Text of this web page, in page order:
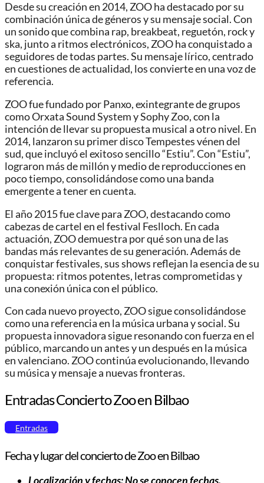
Desde su creación en 2014, ZOO ha destacado por su
combinación única de géneros y su mensaje social. Con
un sonido que combina rap, breakbeat, reguetón, rock y
ska, junto a ritmos electrónicos, ZOO ha conquistado a
seguidores de todas partes. Su mensaje lírico, centrado
en cuestiones de actualidad, los convierte en una voz de
referencia.
ZOO fue fundado por Panxo, exintegrante de grupos
como Orxata Sound System y Sophy Zoo, con la
intención de llevar su propuesta musical a otro nivel. En
2014, lanzaron su primer disco Tempestes vénen del
sud, que incluyó el exitoso sencillo “Estiu”. Con “Estiu”,
lograron más de millón y medio de reproducciones en
poco tiempo, consolidándose como una banda
emergente a tener en cuenta.
El año 2015 fue clave para ZOO, destacando como
cabezas de cartel en el festival Feslloch. En cada
actuación, ZOO demuestra por qué son una de las
bandas más relevantes de su generación. Además de
conquistar festivales, sus shows reflejan la esencia de su
propuesta: ritmos potentes, letras comprometidas y
una conexión única con el público.
Con cada nuevo proyecto, ZOO sigue consolidándose
como una referencia en la música urbana y social. Su
propuesta innovadora sigue resonando con fuerza en el
público, marcando un antes y un después en la música
en valenciano. ZOO continúa evolucionando, llevando
su música y mensaje a nuevas fronteras.
Entradas Concierto Zoo en Bilbao
Entradas
Fecha y lugar del concierto de Zooen Bilbao
Localización y fechas: No se conocen fechas.